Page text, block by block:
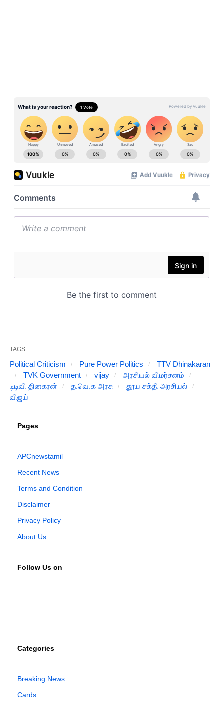
TAGS:
Political Criticism Pure Power Politics
TTV Dhinakaran
TVK Government
vijay
அரசியல் விமர்சனம்
டிடிவி தினகரன்
த.வெ.க அரசு
தூய சக்தி அரசியல்
விஜய்
Pages
APCnewstamil
Recent News
Terms and Condition
Disclaimer
Privacy Policy
About Us
Follow Us on
Categories
Breaking News
Cards